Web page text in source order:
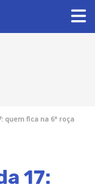
quem fica na 6ª roça
17: